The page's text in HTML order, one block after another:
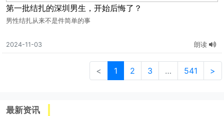
第一批结扎的深圳男生，开始后悔了？
男性结扎从来不是件简单的事
2024-11-03 朗读
< 1 2 3 … 541 >
最新资讯